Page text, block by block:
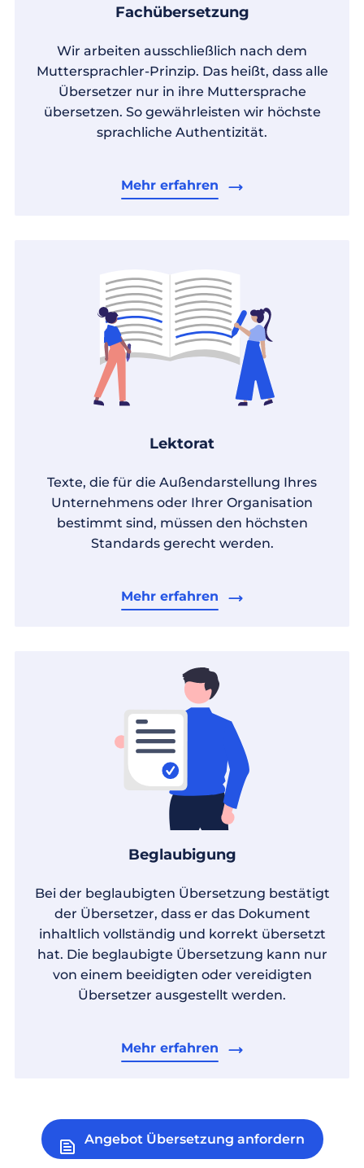
Fachübersetzung
Wir arbeiten ausschließlich nach dem
Muttersprachler-Prinzip. Das heißt, dass alle
Übersetzer nur in ihre Muttersprache
übersetzen. So gewährleisten wir höchste
sprachliche Authentizität.
Mehr erfahren
Lektorat
Texte, die für die Außendarstellung Ihres
Unternehmens oder Ihrer Organisation
bestimmt sind, müssen den höchsten
Standards gerecht werden.
Mehr erfahren
Beglaubigung
Bei der beglaubigten Übersetzung bestätigt
der Übersetzer, dass er das Dokument
inhaltlich vollständig und korrekt übersetzt
hat. Die beglaubigte Übersetzung kann nur
von einem beeidigten oder vereidigten
Übersetzer ausgestellt werden.
Mehr erfahren
Angebot Übersetzung anfordern